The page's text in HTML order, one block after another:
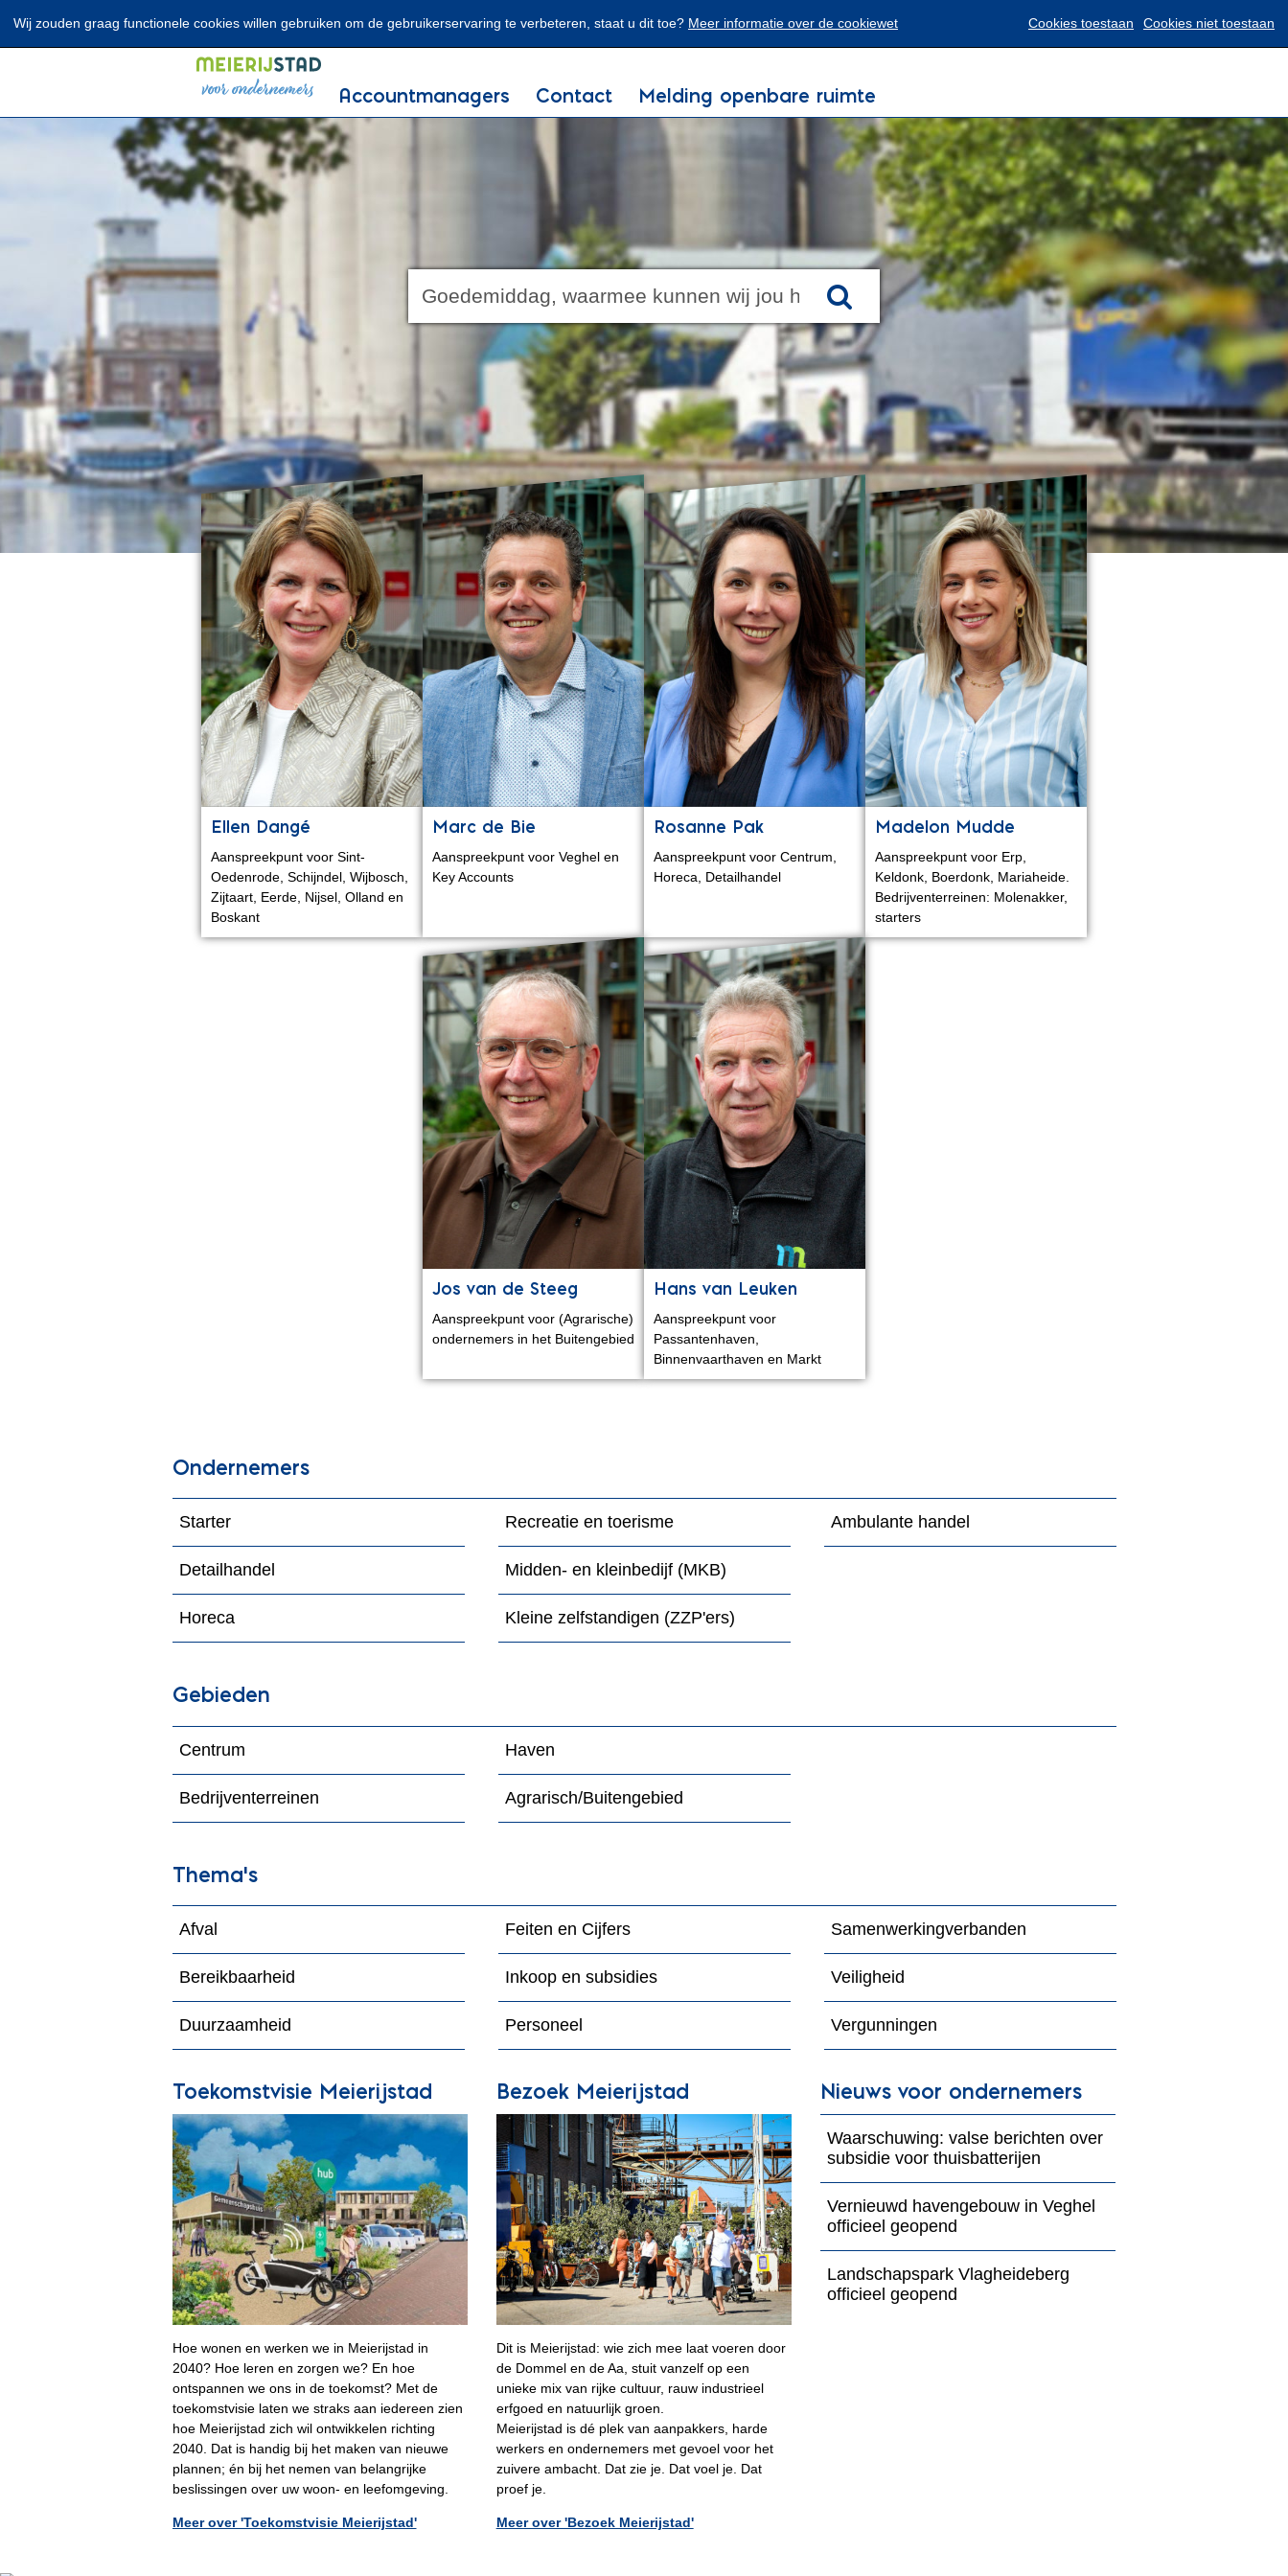
Wij zouden graag functionele cookies willen gebruiken om de gebruikerservaring te verbeteren, staat u dit toe? Meer informatie over de cookiewet Cookies toestaan Cookies niet toestaan
Translate
Accountmanagers Contact Melding openbare ruimte
Ellen Dangé
Aanspreekpunt voor Sint-
Oedenrode, Schijndel, Wijbosch,
Zijtaart, Eerde, Nijsel, Olland en
Boskant
Marc de Bie
Aanspreekpunt voor Veghel en
Key Accounts
Rosanne Pak
Aanspreekpunt voor Centrum,
Horeca, Detailhandel
Madelon Mudde
Aanspreekpunt voor Erp,
Keldonk, Boerdonk, Mariaheide.
Bedrijventerreinen: Molenakker,
starters
Jos van de Steeg
Aanspreekpunt voor (Agrarische)
ondernemers in het Buitengebied
Hans van Leuken
Aanspreekpunt voor
Passantenhaven,
Binnenvaarthaven en Markt
Ondernemers
Starter
Detailhandel
Horeca
Recreatie en toerisme
Midden- en kleinbedijf (MKB)
Kleine zelfstandigen (ZZP'ers)
Ambulante handel
Gebieden
Centrum
Bedrijventerreinen
Haven
Agrarisch/Buitengebied
Thema's
Afval
Bereikbaarheid
Duurzaamheid
Feiten en Cijfers
Inkoop en subsidies
Personeel
Samenwerkingverbanden
Veiligheid
Vergunningen
Toekomstvisie Meierijstad
Hoe wonen en werken we in Meierijstad in
2040? Hoe leren en zorgen we? En hoe
ontspannen we ons in de toekomst? Met de
toekomstvisie laten we straks aan iedereen zien
hoe Meierijstad zich wil ontwikkelen richting
2040. Dat is handig bij het maken van nieuwe
plannen; én bij het nemen van belangrijke
beslissingen over uw woon- en leefomgeving.
Meer over 'Toekomstvisie Meierijstad'
Bezoek Meierijstad
Dit is Meierijstad: wie zich mee laat voeren door
de Dommel en de Aa, stuit vanzelf op een
unieke mix van rijke cultuur, rauw industrieel
erfgoed en natuurlijk groen.
Meierijstad is dé plek van aanpakkers, harde
werkers en ondernemers met gevoel voor het
zuivere ambacht. Dat zie je. Dat voel je. Dat
proef je.
Meer over 'Bezoek Meierijstad'
Nieuws voor ondernemers
Waarschuwing: valse berichten over
subsidie voor thuisbatterijen
Vernieuwd havengebouw in Veghel
officieel geopend
Landschapspark Vlagheideberg
officieel geopend